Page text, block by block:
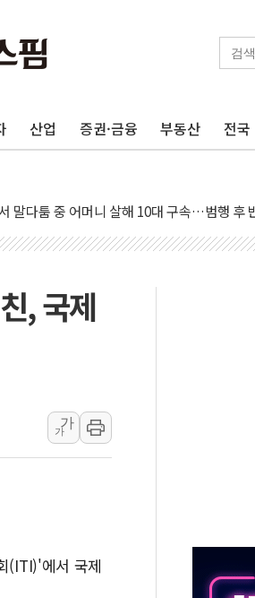
산업 증권·금융 부동산 전국
위면 공장서 질식사고 발생…작업자 1명 숨
동강 선착장 하류서 50대 숨진 채 발견...경
김민석, 정청래에 누적 1.48%p 차 선두 유
말다툼 중 어머니 살해 10대 구속…범행 후
, 강원·대구·경북 경선서 정청래에 승리…
] 민주, 경북 경선 결과 발표...김민석 47.37%
민주, 대구 경선 결과 발표...정청래 47.82%
금융, 명동 소상공인에 '행복상자' 전달
광복절 현수막 '태극기 거꾸로' 논란…이틀만
산사태 주의보' 울진 시간당 30mm 강한 비...
, 황희 '버스 하우스' 공방…野 "청년 우롱 기
, 국제
가
가
(ITI)'에서 국제